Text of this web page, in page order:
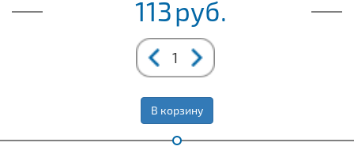
113руб.
В корзину